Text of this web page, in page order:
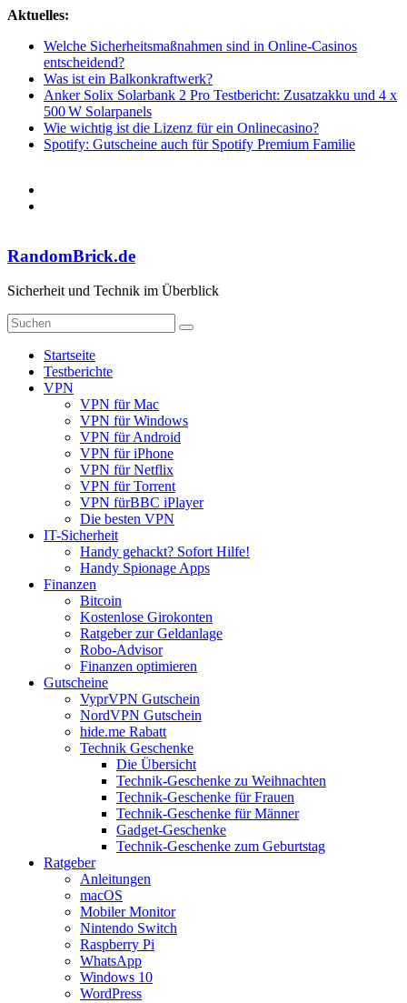
Zum
springen
Aktuelles:
Welche Sicherheitsmaßnahmen sind in Online-Casinos
entscheidend?
Was ist ein Balkonkraftwerk?
Anker Solix Solarbank 2 Pro Testbericht: Zusatzakku und 4 x
500 W Solarpanels
Wie wichtig ist die Lizenz für ein Onlinecasino?
Spotify: Gutscheine auch für Spotify Premium Familie
RandomBrick.de
Sicherheit und Technik im Überblick
Startseite
Testberichte
VPN
VPN für Mac
VPN für Windows
VPN für Android
VPN für iPhone
VPN für Netflix
VPN für Torrent
VPN fürBBC iPlayer
Die besten VPN
IT-Sicherheit
Handy gehackt? Sofort Hilfe!
Handy Spionage Apps
Finanzen
Bitcoin
Kostenlose Girokonten
Ratgeber zur Geldanlage
Robo-Advisor
Finanzen optimieren
Gutscheine
VyprVPN Gutschein
NordVPN Gutschein
hide.me Rabatt
Technik Geschenke
Die Übersicht
Technik-Geschenke zu Weihnachten
Technik-Geschenke für Frauen
Technik-Geschenke für Männer
Gadget-Geschenke
Technik-Geschenke zum Geburtstag
Ratgeber
Anleitungen
macOS
Mobiler Monitor
Nintendo Switch
Raspberry Pi
WhatsApp
Windows 10
WordPress